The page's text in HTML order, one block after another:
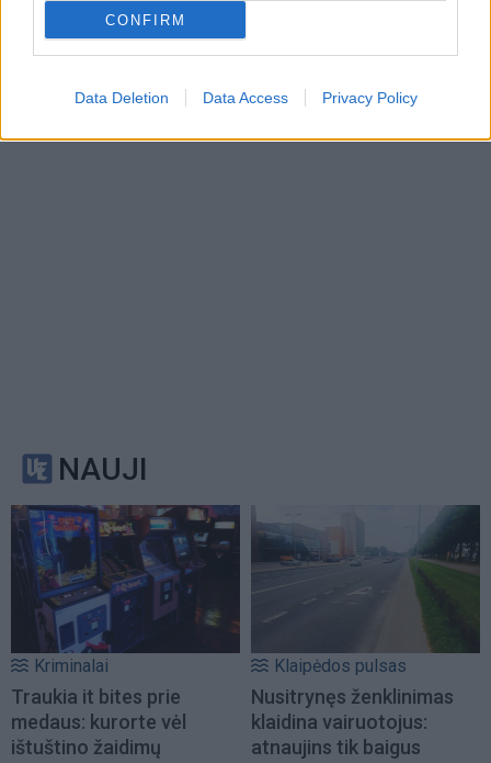
CONFIRM
Data Deletion Data Access Privacy Policy
pranešė, kaip bus
atsisveikinama su
mergaite, jos mama ir
močiute
NAUJI
Kriminalai
Traukia it bites prie
medaus: kurorte vėl
ištuštino žaidimų
Klaipėdos pulsas
Nusitrynęs ženklinimas
klaidina vairuotojus:
atnaujins tik baigus